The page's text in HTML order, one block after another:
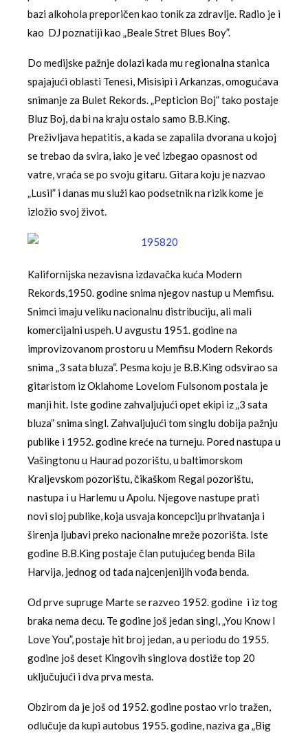
bazi alkohola preporičen kao tonik za zdravlje. Radio je i
kao DJ poznatiji kao „Beale Stret Blues Boy”.
Do medijske pažnje dolazi kada mu regionalna stanica
spajajući oblasti Tenesi, Misisipi i Arkanzas, omogućava
snimanje za Bulet Rekords. „Pepticion Boj” tako postaje
Bluz Boj, da bi na kraju ostalo samo B.B.King.
Preživljava hepatitis, a kada se zapalila dvorana u kojoj
se trebao da svira, iako je već izbegao opasnost od
vatre, vraća se po svoju gitaru. Gitara koju je nazvao
„Lusil” i danas mu služi kao podsetnik na rizik kome je
izložio svoj život.
Kalifornijska nezavisna izdavačka kuća Modern
Rekords,1950. godine snima njegov nastup u Memfisu.
Snimci imaju veliku nacionalnu distribuciju, ali mali
komercijalni uspeh. U avgustu 1951. godine na
improvizovanom prostoru u Memfisu Modern Rekords
snima „3 sata bluza“. Pesma koju je B.B.King odsvirao sa
gitaristom iz Oklahome Lovelom Fulsonom postala je
manji hit. Iste godine zahvaljujući opet ekipi iz „3 sata
bluza” snima singl. Zahvaljujući tom singlu dobija pažnju
publike i 1952. godine kreće na turneju. Pored nastupa u
Vašingtonu u Haurad pozorištu, u baltimorskom
Kraljevskom pozorištu, čikaškom Regal pozorištu,
nastupa i u Harlemu u Apolu. Njegove nastupe prati
novi sloj publike, koja usvaja koncepciju prihvatanja i
širenja ljubavi preko nacionalne mreže pozorišta. Iste
godine B.B.King postaje član putujućeg benda Bila
Harvija, jednog od tada najcenjenijih vođa benda.
Od prve supruge Marte se razveo 1952. godine i iz tog
braka nema decu. Te godine još jedan singl, „You Know I
Love You”, postaje hit broj jedan, a u periodu do 1955.
godine još deset Kingovih singlova dostiže top 20
uključujući i dva prva mesta.
Obzirom da je još od 1952. godine postao vrlo tražen,
odlučuje da kupi autobus 1955. godine, naziva ga „Big